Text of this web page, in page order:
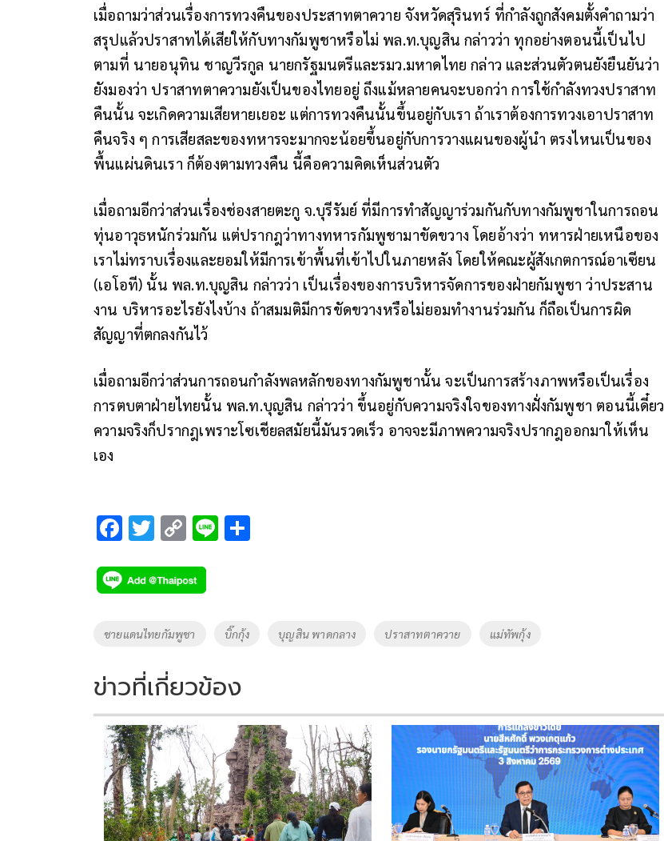
เมื่อถามว่าส่วนเรื่องการทวงคืนของประสาทตาควาย จังหวัดสุรินทร์ ที่กำลังถูกสังคมตั้งคำถามว่า
สรุปแล้วปราสาทได้เสียให้กับทางกัมพูชาหรือไม่ พล.ท.บุญสิน กล่าวว่า ทุกอย่างตอนนี้เป็นไป
ตามที่ นายอนุทิน ชาญวีรกูล นายกรัฐมนตรีและรมว.มหาดไทย กล่าว และส่วนตัวตนยังยืนยันว่า
ยังมองว่า ปราสาทตาความยังเป็นของไทยอยู่ ถึงแม้หลายคนจะบอกว่า การใช้กำลังทวงปราสาท
คืนนั้น จะเกิดความเสียหายเยอะ แต่การทวงคืนนั้นขึ้นอยู่กับเรา ถ้าเราต้องการทวงเอาปราสาท
คืนจริง ๆ การเสียสละของทหารจะมากจะน้อยขึ้นอยู่กับการวางแผนของผู้นำ ตรงไหนเป็นของ
พื้นแผ่นดินเรา ก็ต้องตามทวงคืน นี้คือความคิดเห็นส่วนตัว
เมื่อถามอีกว่าส่วนเรื่องช่องสายตะกู จ.บุรีรัมย์ ที่มีการทำสัญญาร่วมกันกับทางกัมพูชาในการถอน
ทุ่นอาวุธหนักร่วมกัน แต่ปรากฎว่าทางทหารกัมพูชามาขัดขวาง โดยอ้างว่า ทหารฝ่ายเหนือของ
เราไม่ทราบเรื่องและยอมให้มีการเข้าพื้นที่เข้าไปในภายหลัง โดยให้คณะผู้สังเกตการณ์อาเซียน
(เอโอที) นั้น พล.ท.บุญสิน กล่าวว่า เป็นเรื่องของการบริหารจัดการของฝ่ายกัมพูชา ว่าประสาน
งาน บริหารอะไรยังไงบ้าง ถ้าสมมติมีการขัดขวางหรือไม่ยอมทำงานร่วมกัน ก็ถือเป็นการผิด
สัญญาที่ตกลงกันไว้
เมื่อถามอีกว่าส่วนการถอนกำลังพลหลักของทางกัมพูชานั้น จะเป็นการสร้างภาพหรือเป็นเรื่อง
การตบตาฝ่ายไทยนั้น พล.ท.บุญสิน กล่าวว่า ขึ้นอยู่กับความจริงใจของทางฝั่งกัมพูชา ตอนนี้เดี๋ยว
ความจริงก็ปรากฎเพราะโซเชียลสมัยนี้มันรวดเร็ว อาจจะมีภาพความจริงปรากฎออกมาให้เห็น
เอง
F
e
b
o
k
T
tt
er
C
p
y
Li
k
Li
Tags
ชายแดนไทยกัมพูชา บิ๊กกุ้ง บุญสิน พาดกลาง ปราสาทตาควาย แม่ทัพกุ้ง
ข่าวที่เกี่ยวข้อง